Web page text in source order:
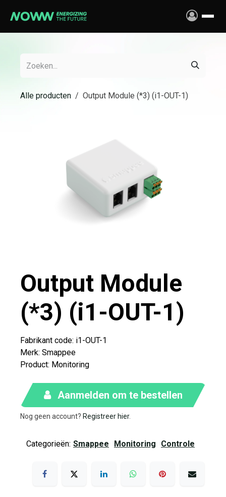
Alle producten Output Module (*3) (i1-OUT-1)
Output Module
(*3) (i1-OUT-1)
Fabrikant code: i1-OUT-1
Merk: Smappee
Product: Monitoring
Aanmelden om te bestellen
Nog geen account? Registreer hier.
Categorieën: Controle
Monitoring
Smappee